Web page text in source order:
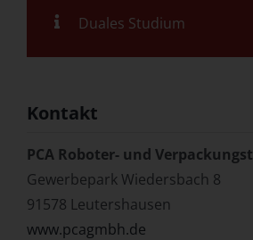
Duales Studium
Kontakt
PCA Roboter- und
Gewerbepark Wiedersbach 8
91578 Leutershausen
www.pcagmbh.de